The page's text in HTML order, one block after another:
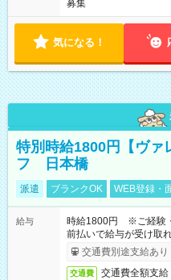
募集
気になる！
特別時給1800円【ヴァ
フ 日本橋
派遣 ブランクOK WEB登録・
給与
時給1800円 ※ご経験
前払いで給与が受け取
交通費別途支給あり
交通費 交通費全額支給